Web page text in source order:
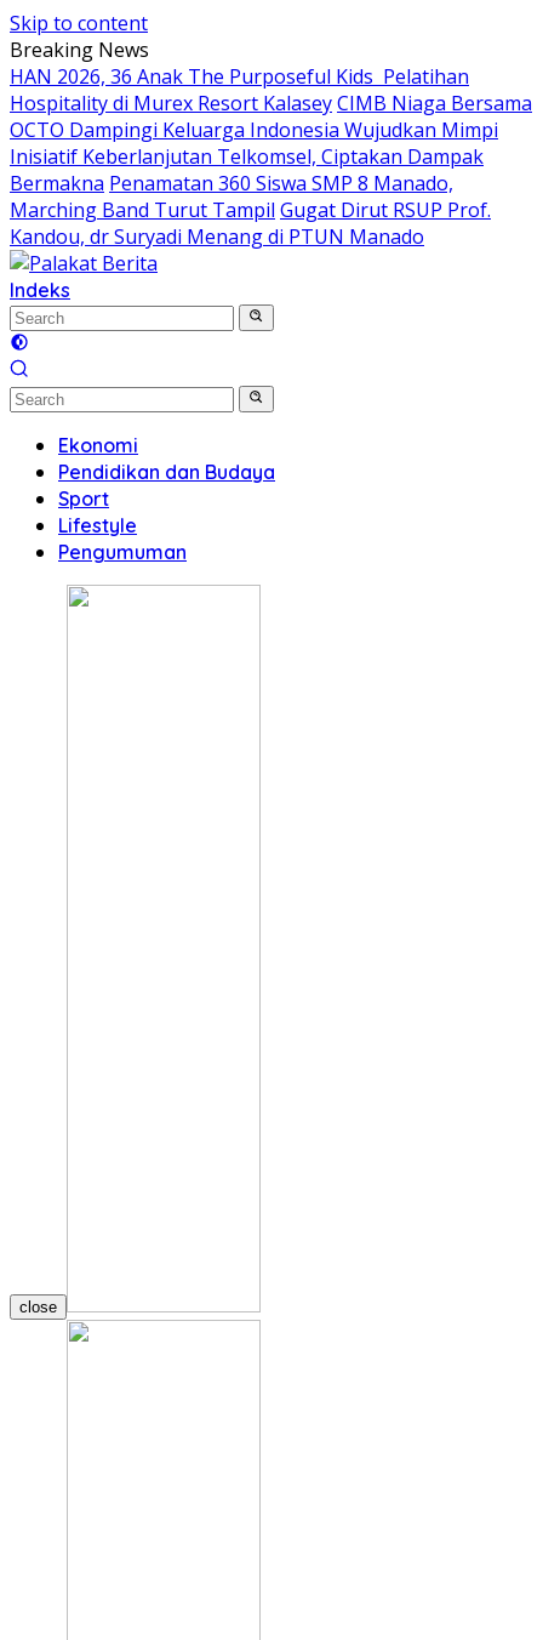
Skip to content
Breaking News
HAN 2026, 36 Anak The Purposeful Kids Pelatihan
Hospitality di Murex Resort KalaseyCIMB Niaga Bersama
OCTO Dampingi Keluarga Indonesia Wujudkan Mimpi
Inisiatif Keberlanjutan Telkomsel, Ciptakan Dampak
Bermakna Penamatan 360 Siswa SMP 8 Manado,
Marching Band Turut Tampil Gugat Dirut RSUP Prof.
Kandou, dr Suryadi Menang di PTUN Manado
Indeks
Ekonomi
Pendidikan dan Budaya
Sport
Lifestyle
Pengumuman
close